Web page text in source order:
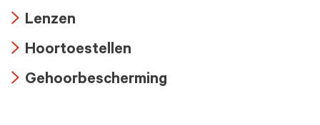
icon
icon
Lenzen
icon
Hoortoestellen
Gehoorbescherming